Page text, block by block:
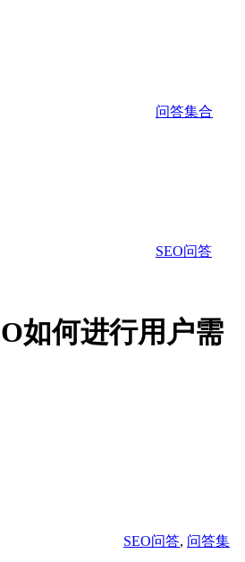
问答集合
SEO问答
如何进行用户需
SEO问答, 问答集